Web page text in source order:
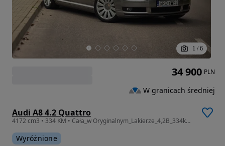
1 / 6
Audi A8 4.2 Quattro
4172 cm3 • 334 KM • Cała_w Oryginalnym_Lakierze_4,2B_334km_+Gaz_Quattro_Xenon_Skóra_Nawi
Wyróżnione
34 900 PLN
W granicach średniej